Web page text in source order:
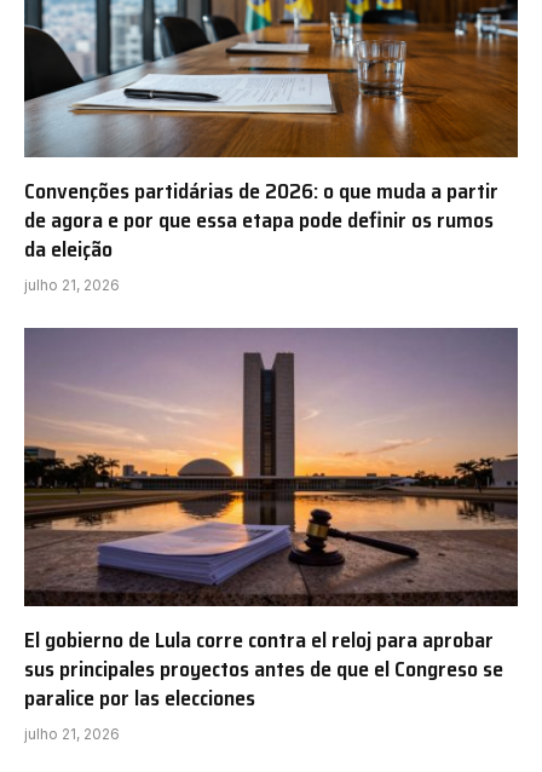
Convenções partidárias de 2026: o que muda a partir
de agora e por que essa etapa pode definir os rumos
da eleição
julho 21, 2026
El gobierno de Lula corre contra el reloj para aprobar
sus principales proyectos antes de que el Congreso se
paralice por las elecciones
julho 21, 2026